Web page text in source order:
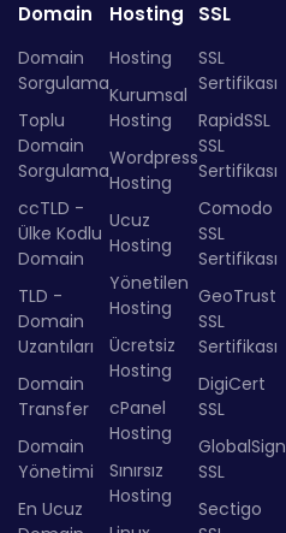
Domain
Domain
Sorgulama
Toplu
Domain
Sorgulama
ccTLD -
Ülke Kodlu
Domain
TLD -
Domain
Uzantıları
Domain
Transfer
Domain
Yönetimi
En Ucuz
Hosting
Hosting
Kurumsal
Hosting
Wordpress
Hosting
Ucuz
Hosting
Yönetilen
Hosting
Ücretsiz
Hosting
cPanel
Hosting
Sınırsız
Hosting
SSL
SSL
Sertifikası
RapidSSL
SSL
Sertifikası
Comodo
SSL
Sertifikası
GeoTrust
SSL
Sertifikası
DigiCert
SSL
GlobalSign
SSL
Sectigo